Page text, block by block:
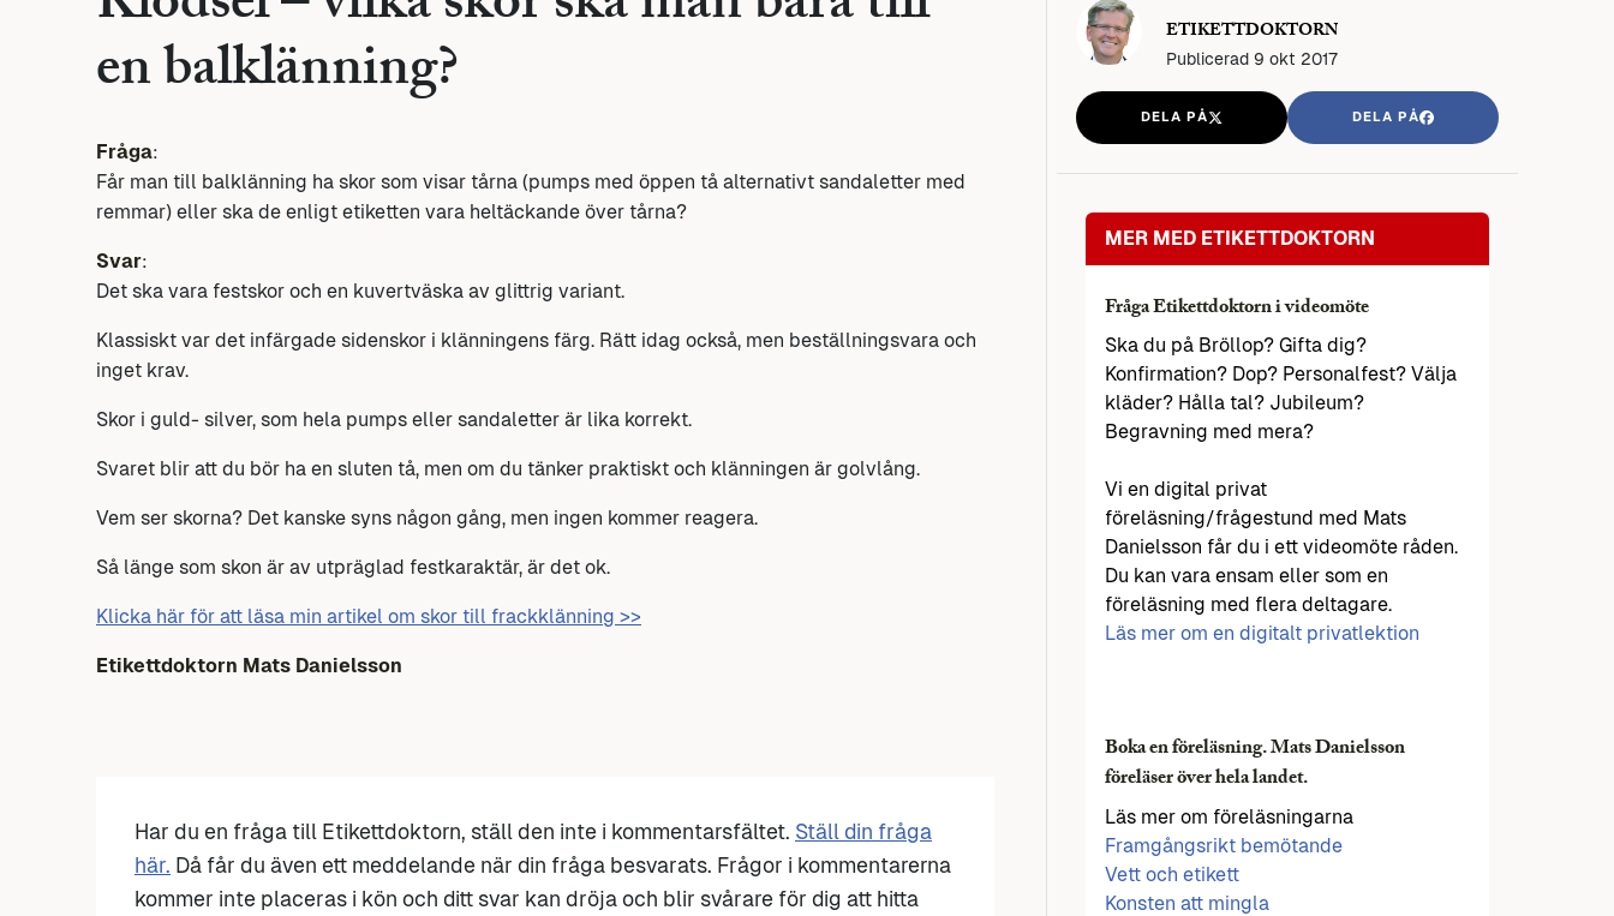
en balklänning?
Fråga:
Får man till balklänning ha skor som visar tårna (pumps med öppen tå alternativt sandaletter med
remmar) eller ska de enligt etiketten vara heltäckande över tårna?
Svar:
Det ska vara festskor och en kuvertväska av glittrig variant.
Klassiskt var det infärgade sidenskor i klänningens färg. Rätt idag också, men beställningsvara och
inget krav.
Skor i guld- silver, som hela pumps eller sandaletter är lika korrekt.
Svaret blir att du bör ha en sluten tå, men om du tänker praktiskt och klänningen är golvlång.
Vem ser skorna? Det kanske syns någon gång, men ingen kommer reagera.
Så länge som skon är av utpräglad festkaraktär, är det ok.
Klicka här för att läsa min artikel om skor till frackklänning >>
Etikettdoktorn Mats Danielsson
Har du en fråga till Etikettdoktorn, ställ den inte i kommentarsfältet. Ställ din fråga
här. Då får du även ett meddelande när din fråga besvarats. Frågor i kommentarerna
kommer inte placeras i kön och ditt svar kan dröja och blir svårare för dig att hitta
ETIKETTDOKTORN
Publicerad 9 okt 2017
DELA PÅ DELA PÅ
MER MED ETIKETTDOKTORN
Fråga Etikettdoktorn i videomöte
Ska du på Bröllop? Gifta dig?
Konfirmation? Dop? Personalfest? Välja
kläder? Hålla tal? Jubileum?
Begravning med mera?
Vi en digital privat
föreläsning/frågestund med Mats
Danielsson får du i ett videomöte råden.
Du kan vara ensam eller som en
föreläsning med flera deltagare.
Läs mer om en digitalt privatlektion
Boka en föreläsning. Mats Danielsson
föreläser över hela landet.
Läs mer om föreläsningarna
Framgångsrikt bemötande
Vett och etikett
Konsten att mingla